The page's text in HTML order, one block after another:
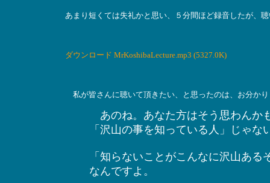
あまり短くては失礼かと思い、５分間ほど録音したが、
ダウンロード MrKoshibaLecture.mp3 (5327.0K)
私が皆さんに聴いて頂きたい、と思ったのは、お分か
あのね。あなた方はそう思わんか
「沢山の事を知っている人」じゃな
「知らないことがこんなに沢山あ
なんですよ。